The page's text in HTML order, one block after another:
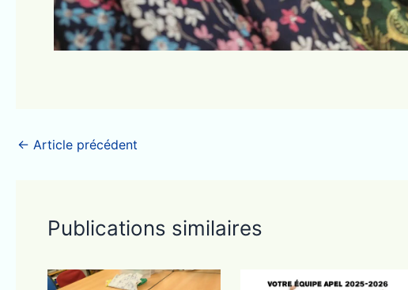
← Article précédent
Publications similaires